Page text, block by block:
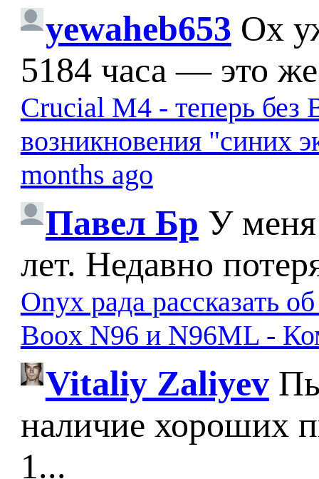
yewaheb653 Ох
5184 часа — это
Crucial M4 - теперь без
возникновения "синих
months ago
Павел Бр У меня
лет. Недавно
Onyx рада рассказать
Boox N96 и N96ML -
Vitaliy Zaliyev
наличие хороших
1...